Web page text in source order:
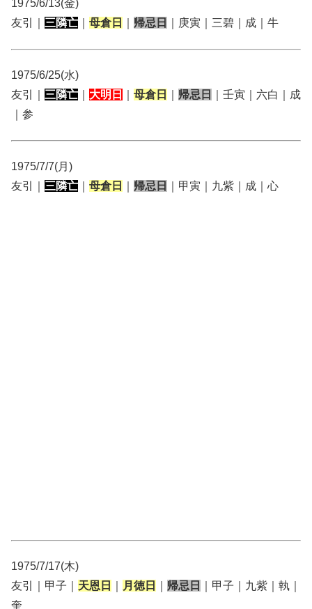
1975/6/13(金)
友引｜ 三隣亡 母倉日 帰忌日 ｜庚寅｜三碧｜成｜牛
1975/6/25(水)
友引｜ 三隣亡 大明日 母倉日 帰忌日
｜壬寅｜六白｜成
｜参
1975/7/7(月)
友引｜ 三隣亡 母倉日 帰忌日 ｜甲寅｜九紫｜成｜心
1975/7/17(木)
友引｜甲子｜ 天恩日 月徳日 帰忌日
｜甲子｜九紫｜執｜
奎